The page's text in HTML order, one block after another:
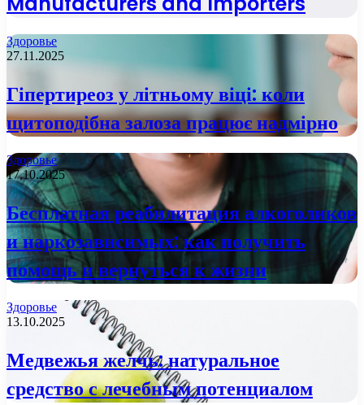
Здоровье
27.11.2025
Гіпертиреоз у літньому віці: коли
щитоподібна залоза працює надмірно
Здоровье
17.10.2025
Бесплатная реабилитация алкоголиков
и наркозависимых: как получить
помощь и вернуться к жизни
Здоровье
13.10.2025
Медвежья желчь: натуральное
средство с лечебным потенциалом